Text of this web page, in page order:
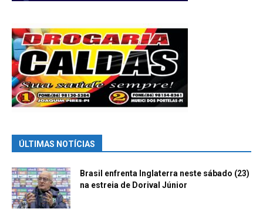
ÚLTIMAS NOTÍCIAS
Brasil enfrenta Inglaterra neste sábado (23)
na estreia de Dorival Júnior